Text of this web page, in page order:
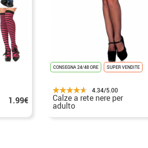
1.99€
CONSEGNA 24/48 ORE SUPER VENDITE
4.34/5.00
Calze a rete nere per
adulto